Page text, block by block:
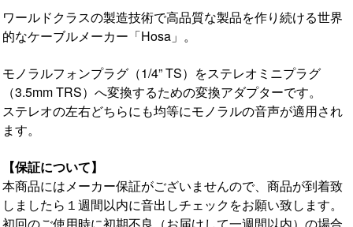
ワールドクラスの製造技術で高品質な製品を作り続ける世界
的なケーブルメーカー「Hosa」。
モノラルフォンプラグ（1/4” TS）をステレオミニプラグ
（3.5mm TRS）へ変換するための変換アダプターです。
ステレオの左右どちらにも均等にモノラルの音声が適用され
ます。
【保証について】
本商品にはメーカー保証がございませんので、商品が到着致
しましたら１週間以内に音出しチェックをお願い致します。
初回のご使用時に初期不良（お届けして一週間以内）の場合